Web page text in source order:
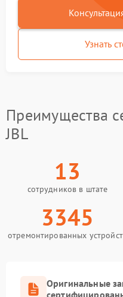
Узнать
Преимущества
JBL
13
сотрудников в штате
3345
отремонтированных
Оригинальные